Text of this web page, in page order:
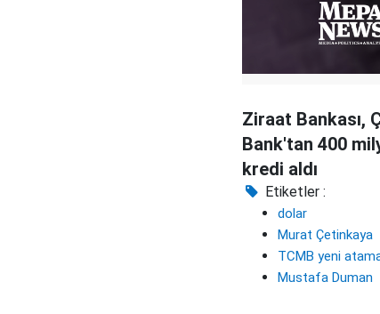
Ziraat Bankası,
Bank'tan 400
kredi aldı
Etiketler :
dolar
Murat Çetinkaya
TCMB yeni
Mustafa Duman